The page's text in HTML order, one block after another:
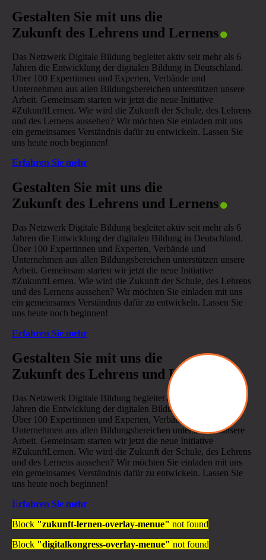
Gestalten Sie mit uns die
Zukunft des Lehrens und Lernens.
Das Netzwerk Digitale Bildung begleitet aktiv seit mehr als 6
Jahren die Entwicklung der digitalen Bildung in Deutschland.
Über 100 Expertinnen und Experten, Verbände und
Unternehmen aus allen Bildungsbereichen unterstützen unsere
Arbeit. Gemeinsam starten wir jetzt die neue Initiative
#ZukunftLernen. Wie wird die Zukunft der Schule, des Lehrens
und des Lernens aussehen? Wir möchten Sie einladen mit uns
ein gemeinsames Verständnis dafür zu entwickeln. Lassen Sie
uns heute noch beginnen!
Erfahren Sie mehr
Gestalten Sie mit uns die
Zukunft des Lehrens und Lernens.
Das Netzwerk Digitale Bildung begleitet aktiv seit mehr als 6
Jahren die Entwicklung der digitalen Bildung in Deutschland.
Über 100 Expertinnen und Experten, Verbände und
Unternehmen aus allen Bildungsbereichen unterstützen unsere
Arbeit. Gemeinsam starten wir jetzt die neue Initiative
#ZukunftLernen. Wie wird die Zukunft der Schule, des Lehrens
und des Lernens aussehen? Wir möchten Sie einladen mit uns
ein gemeinsames Verständnis dafür zu entwickeln. Lassen Sie
uns heute noch beginnen!
Erfahren Sie mehr
Gestalten Sie mit uns die
Zukunft des Lehrens und Lernens .
Das Netzwerk Digitale Bildung begleitet aktiv seit mehr als 6
Jahren die Entwicklung der digitalen Bildung in Deutschland.
Über 100 Expertinnen und Experten, Verbände und
Unternehmen aus allen Bildungsbereichen unterstützen unsere
Arbeit. Gemeinsam starten wir jetzt die neue Initiative
#ZukunftLernen. Wie wird die Zukunft der Schule, des Lehrens
und des Lernens aussehen? Wir möchten Sie einladen mit uns
ein gemeinsames Verständnis dafür zu entwickeln. Lassen Sie
uns heute noch beginnen!
Erfahren Sie mehr
Block "zukunft-lernen-overlay-menue" not found
Block "digitalkongress-overlay-menue" not found